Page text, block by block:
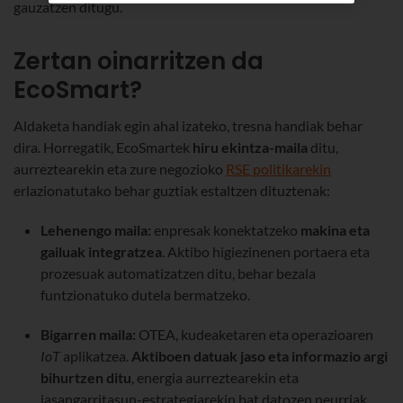
gauzatzen ditugu.
Zertan oinarritzen da
EcoSmart?
Aldaketa handiak egin ahal izateko, tresna handiak behar
dira. Horregatik, EcoSmartek hiru ekintza-maila ditu,
aurreztearekin eta zure negozioko RSE politikarekin
erlazionatutako behar guztiak estaltzen dituztenak:
Lehenengo maila: enpresak konektatzeko makina eta
gailuak integratzea. Aktibo higiezinenen portaera eta
prozesuak automatizatzen ditu, behar bezala
funtzionatuko dutela bermatzeko.
Bigarren maila: OTEA, kudeaketaren eta operazioaren
IoT aplikatzea. Aktiboen datuak jaso eta informazio argi
bihurtzen ditu, energia aurreztearekin eta
jasangarritasun-estrategiarekin bat datozen neurriak